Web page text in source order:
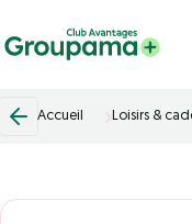
Accueil Loisirs &